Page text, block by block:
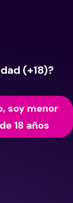
(+18)?
soy menor
de 18 años